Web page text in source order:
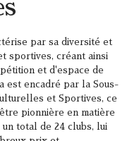
par sa diversité et
sportives, créant ainsi
et d'espace de
est encadré par la Sous-
et Sportives, ce
pionnière en matière
total de 24 clubs, lui